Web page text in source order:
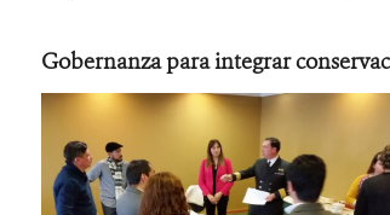
Gobernanza para integrar